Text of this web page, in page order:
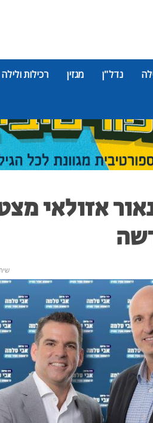
נדל"ן מגזין רכילות ולילה
אזולאי